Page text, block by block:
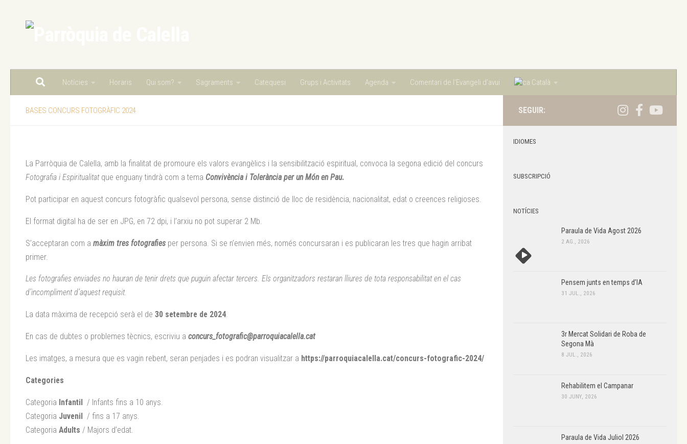
Notícies Horaris Qui som? Sagraments Catequesi Grups i Activitats Agenda Comentari de l’Evangeli d’avui Català
BASES CONCURS FOTOGRÀFIC 2024
La Parròquia de Calella, amb la finalitat de promoure els valors evangèlics i la sensibilització espiritual, convoca la segona edició del concurs
Fotografia i Espiritualitatque enguany tindrà com a tema Convivència i Tolerància per un Món en Pau.
Pot participar en aquest concurs fotogràfic qualsevol persona, sense distinció de lloc de residència, nacionalitat, edat o creences religioses.
El format digital ha de ser en JPG, en 72 dpi, i l’arxiu no pot superar 2 Mb.
S’acceptaran com a màxim tres fotografies per persona. Si se n’envien més, només concursaran i es publicaran les tres que hagin arribat
primer.
Les fotografies enviades no hauran de tenir drets que puguin afectar tercers. Els organitzadors restaran lliures de tota responsabilitat en el cas
d’incompliment d’aquest requisit.
La data màxima de recepció serà el de 30 setembre de 2024.
En cas de dubtes o problemes tècnics, escriviu a concurs_fotografic@parroquiacalella.cat
Les imatges, a mesura que es vagin rebent, seran penjades i es podran visualitzar a https://parroquiacalella.cat/concurs-fotografic-2024/
Categories
Categoria Infantil / Infants fins a 10 anys.
Categoria Juvenil / fins a 17 anys.
Categoria Adults / Majors d’edat.
SEGUIR:
IDIOMES
SUBSCRIPCIÓ
NOTÍCIES
Paraula de Vida Agost 2026
2 AG., 2026
Pensem junts en temps d’IA
31 JUL., 2026
3r Mercat Solidari de Roba de
Segona Mà
8 JUL., 2026
Rehabilitem el Campanar
30 JUNY, 2026
Paraula de Vida Juliol 2026